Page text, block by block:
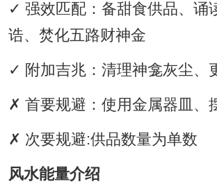
✓ 强效匹配：备甜食供品、诵
诰、焚化五路财神金
✓ 附加吉兆：清理神龛灰尘、
✗ 首要规避：使用金属器皿、
✗ 次要规避:供品数量为单数
风水能量介绍